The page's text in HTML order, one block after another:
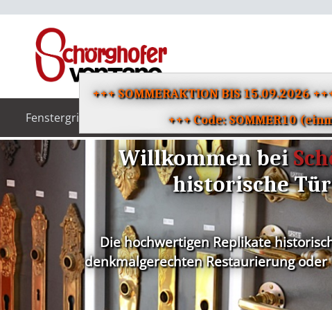
Fenstergriffe Türgriffe Klingeln
+++ SOMMERAKTION BIS 15.09.2026
+++ Code: SOMMER10
Willkommen bei
historische
Die hochwertigen Replikate
denkmalgerechten Restaurierung